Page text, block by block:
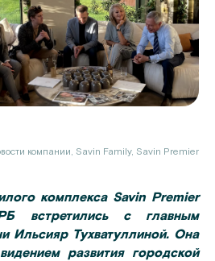
компании, Savin Family, Savin Premier
комплекса Savin Premier
встретились с главным
Ильсияр Тухватуллиной. Она
развития городской